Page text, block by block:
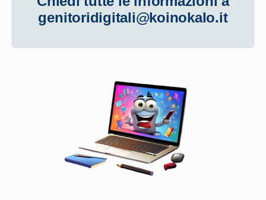
genitoridigitali@koinokalo.it